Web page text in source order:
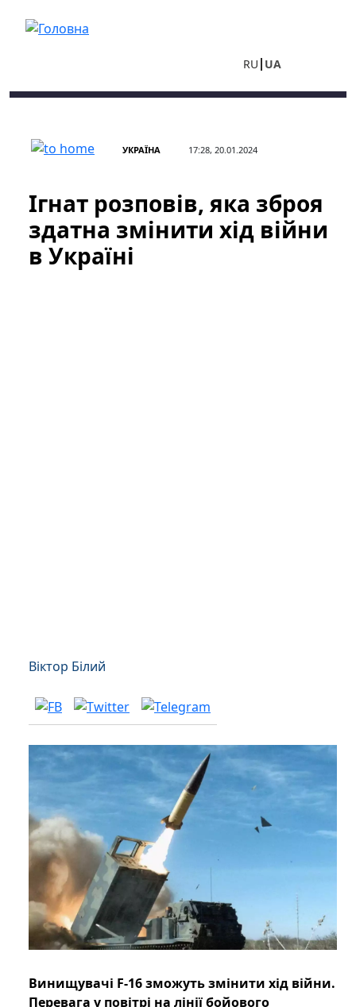
RU UA
УКРАЇНА 17:28, 20.01.2024
Ігнат розповів, яка зброя
здатна змінити хід війни
в Україні
Віктор Білий
Винищувачі F-16 зможуть змінити хід війни.
Перевага у повітрі на лінії бойового